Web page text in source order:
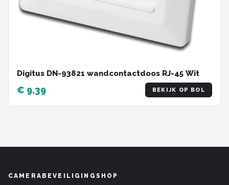
Digitus DN-93821 wandcontactdoos RJ-45 Wit
€ 9,39 BEKIJK OP BOL
CAMERABEVEILIGINGSHOP